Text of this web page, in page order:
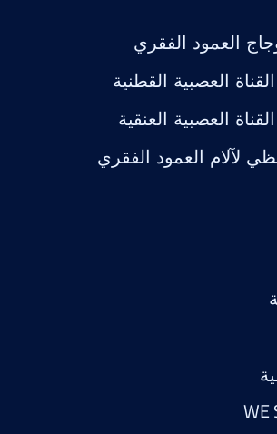
العمود الفقري
العصبية القطنية
العصبية العنقية
لآلام العمود الفقري